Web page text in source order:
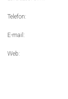
Telefon:
E-mail:
Web: